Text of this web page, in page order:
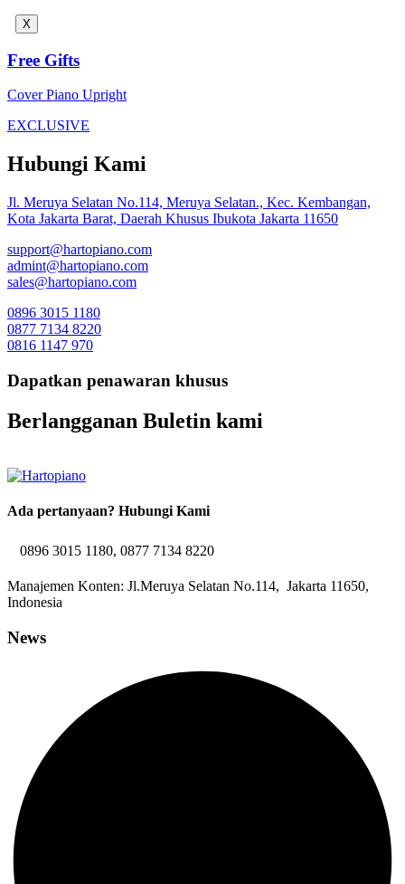
X
Free Gifts
Cover Piano Upright
EXCLUSIVE
Hubungi Kami
Jl. Meruya Selatan No.114, Meruya Selatan., Kec. Kembangan,
Kota Jakarta Barat, Daerah Khusus Ibukota Jakarta 11650
support@hartopiano.com
admint@hartopiano.com
sales@hartopiano.com
0896 3015 1180
0877 7134 8220
0816 1147 970
Dapatkan penawaran khusus
Berlangganan Buletin kami
Ada pertanyaan? Hubungi Kami
0896 3015 1180, 0877 7134 8220
Manajemen Konten: Jl.Meruya Selatan No.114, Jakarta 11650,
Indonesia
News